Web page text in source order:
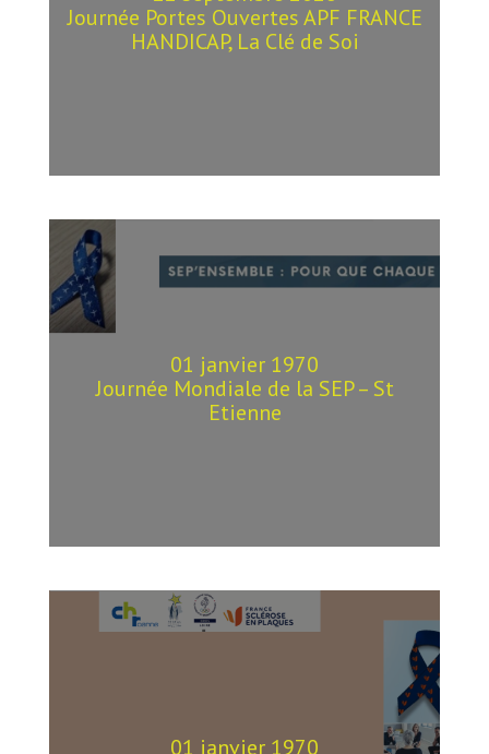
Journée Portes Ouvertes APF FRANCE
HANDICAP, La Clé de Soi
01 janvier 1970
Journée Mondiale de la SEP – St
Etienne
01 janvier 1970